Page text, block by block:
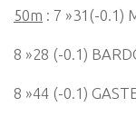
50m : 7 »31(-0.1)
8 »28 (-0.1)
8 »44 (-0.1)